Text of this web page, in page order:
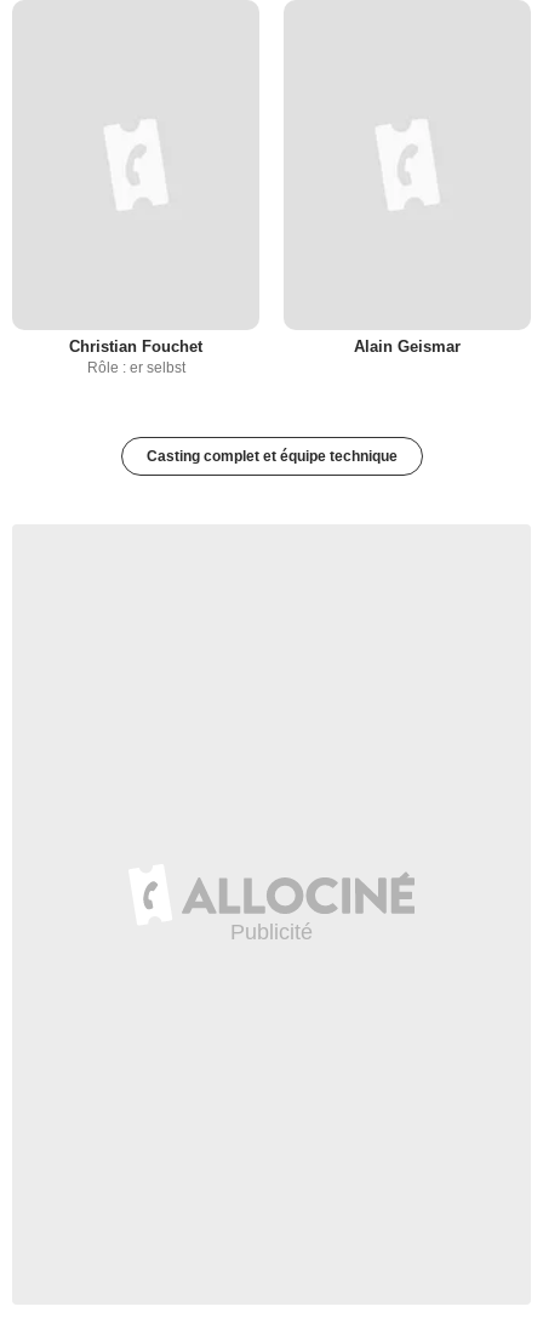
Christian Fouchet
Rôle : er selbst
Alain Geismar
Casting complet et équipe technique